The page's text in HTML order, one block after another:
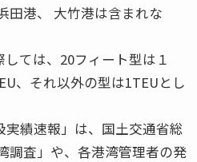
田港、 大竹港は含まれな
しては、20フィート型は１
、それ以外の型は1TEUとし
実績速報」は、国土交通省総
調査」や、各港湾管理者の発